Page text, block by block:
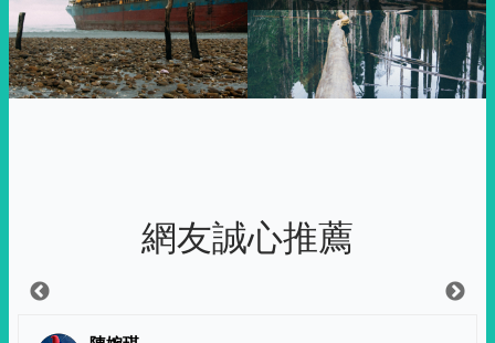
網友誠心推薦